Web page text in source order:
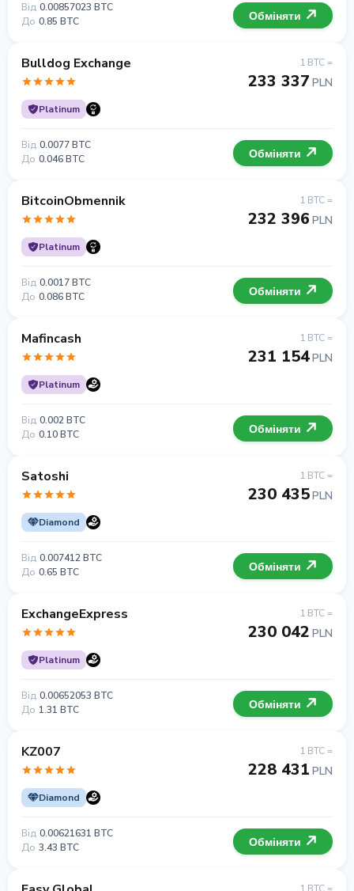
Від 0.00857023 BTC
До 0.85 BTC Обміняти
Bulldog Exchange
Platinum
1 BTC =
233 337 PLN
Від 0.0077 BTC
До 0.046 BTC Обміняти
BitcoinObmennik
Platinum
1 BTC =
232 396 PLN
Від 0.0017 BTC
До 0.086 BTC Обміняти
Mafincash
Platinum
1 BTC =
231 154PLN
Від 0.002 BTC
До 0.10 BTC Обміняти
Satoshi
Diamond
1 BTC =
230 435PLN
Від 0.007412 BTC
До 0.65 BTC Обміняти
ExchangeExpress
Platinum
1 BTC =
230 042 PLN
Від 0.00652053 BTC
До 1.31 BTC Обміняти
KZ007
Diamond
1 BTC =
228 431 PLN
Від 0.00621631 BTC
До 3.43 BTC Обміняти